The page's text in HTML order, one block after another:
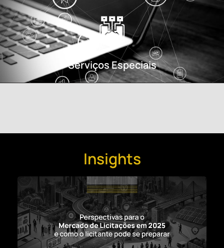
Serviços Especiais
Insights